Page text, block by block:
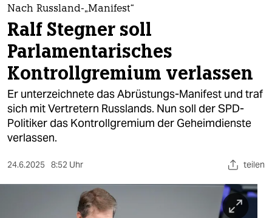
themen
politik
öko
gesellschaft
kultur
sport
berlin
Nach Russland-„Manifest“
Ralf Stegner soll
Parlamentarisches
Kontrollgremium verlassen
Er unterzeichnete das Abrüstungs-Manifest und traf
sich mit Vertretern Russlands. Nun soll der SPD-
Politiker das Kontrollgremium der Geheimdienste
verlassen.
24.6.2025 8:52 Uhr teilen